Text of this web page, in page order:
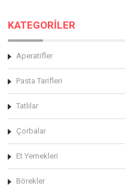
KATEGORİLER
Aperatifler
Pasta Tarifleri
Tatlılar
Çorbalar
Et Yemekleri
Börekler